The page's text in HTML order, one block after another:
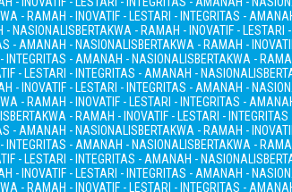
- RAMAH - INOVATIF - LESTARI - INTEGRITAS -
- NASIONALISBERTAKWA - RAMAH - INOVATIF -
- AMANAH - NASIONALISBERTAKWA - RAMAH -
INTEGRITAS - AMANAH - NASIONALISBERTAKWA -
- LESTARI - INTEGRITAS - AMANAH - NASIONALIS
- INOVATIF - LESTARI - INTEGRITAS - AMANAH -
- RAMAH - INOVATIF - LESTARI - INTEGRITAS -
BERTAKWA - RAMAH - INOVATIF - LESTARI -
- AMANAH - NASIONALISBERTAKWA - RAMAH -
INTEGRITAS - AMANAH - NASIONALISBERTAKWA -
- LESTARI - INTEGRITAS - AMANAH - NASIONALIS
- INOVATIF - LESTARI - INTEGRITAS - AMANAH -
- RAMAH - INOVATIF - LESTARI - INTEGRITAS -